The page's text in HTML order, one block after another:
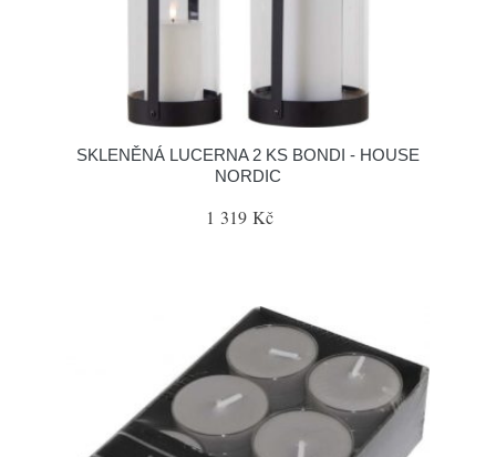
SKLENĚNÁ LUCERNA 2 KS BONDI - HOUSE
NORDIC
1 319 Kč